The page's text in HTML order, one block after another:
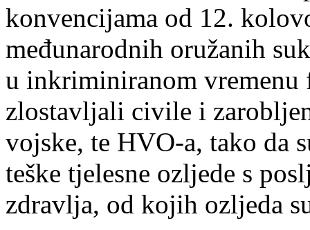
konvencijama od 12.
međunarodnih oružanih
u inkriminiranom
zlostavljali civile i
vojske, te HVO-a, tako da
teške tjelesne ozljede s
zdravlja, od kojih ozljeda